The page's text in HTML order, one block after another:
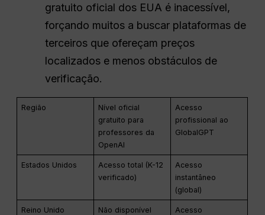
gratuito oficial dos EUA é inacessível,
forçando muitos a buscar plataformas de
terceiros que ofereçam preços
localizados e menos obstáculos de
verificação.
Região
Nível oficial
gratuito para
professores da
OpenAI
Acesso
profissional ao
GlobalGPT
Estados Unidos
Acesso total (K-12
verificado)
Acesso
instantâneo
(global)
Reino Unido
Não disponível
Acesso